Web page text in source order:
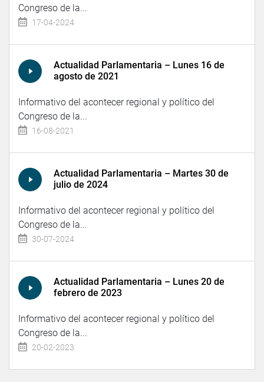
Congreso de la...
17-04-2024
Actualidad Parlamentaria – Lunes 16 de
agosto de 2021
Informativo del acontecer regional y político del
Congreso de la...
16-08-2021
Actualidad Parlamentaria – Martes 30 de
julio de 2024
Informativo del acontecer regional y político del
Congreso de la...
30-07-2024
Actualidad Parlamentaria – Lunes 20 de
febrero de 2023
Informativo del acontecer regional y político del
Congreso de la...
20-02-2023